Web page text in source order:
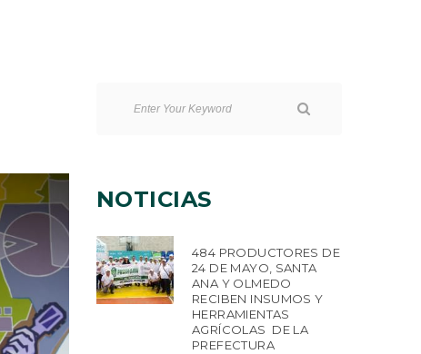
NOTICIAS
484 PRODUCTORES DE
24 DE MAYO, SANTA
ANA Y OLMEDO
RECIBEN INSUMOS Y
HERRAMIENTAS
AGRÍCOLAS DE LA
PREFECTURA